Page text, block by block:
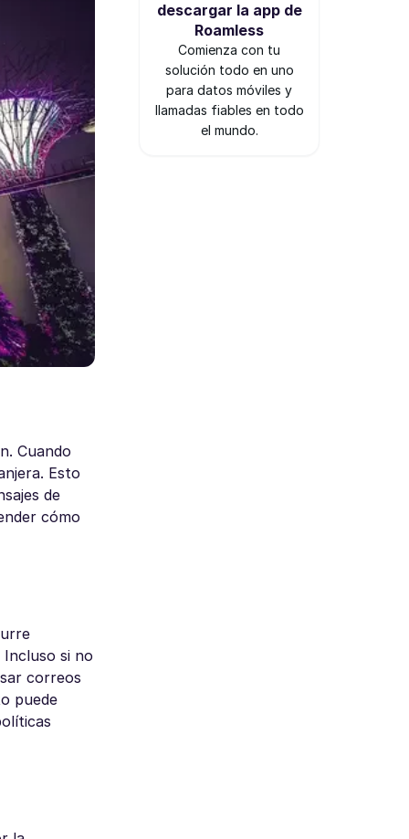
Cuando
Esto
de
cómo
si no
correos
puede
descargar la app de
Roamless
Comienza con tu
solución todo en uno
para datos móviles y
llamadas fiables en todo
el mundo.